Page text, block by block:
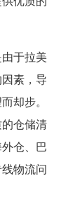
于拉美
素，导
却步。
仓储清
仓、巴
物流问